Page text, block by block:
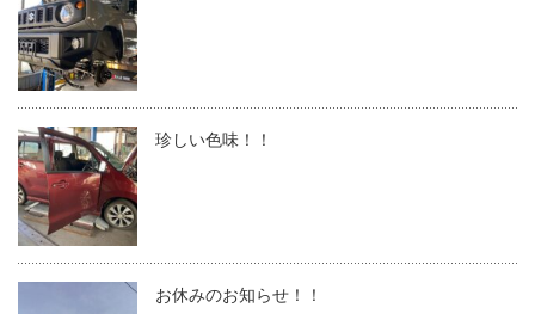
珍しい色味！！
お休みのお知らせ！！